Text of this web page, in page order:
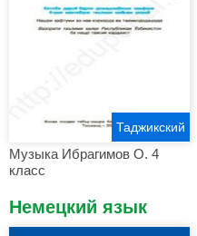
Музыка Ибрагимов О. 4
класс
Таджикский
Немецкий язык